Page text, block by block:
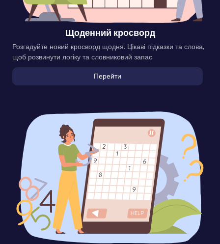
Щоденний кросворд
Розгадуйте новий кросворд щодня. Цікаві підказки та слова,
щоб розвинути логіку та словниковий запас.
Перейти